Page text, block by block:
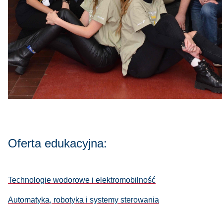
Oferta edukacyjna:
Technologie wodorowe i elektromobilność
Automatyka, robotyka i systemy sterowania